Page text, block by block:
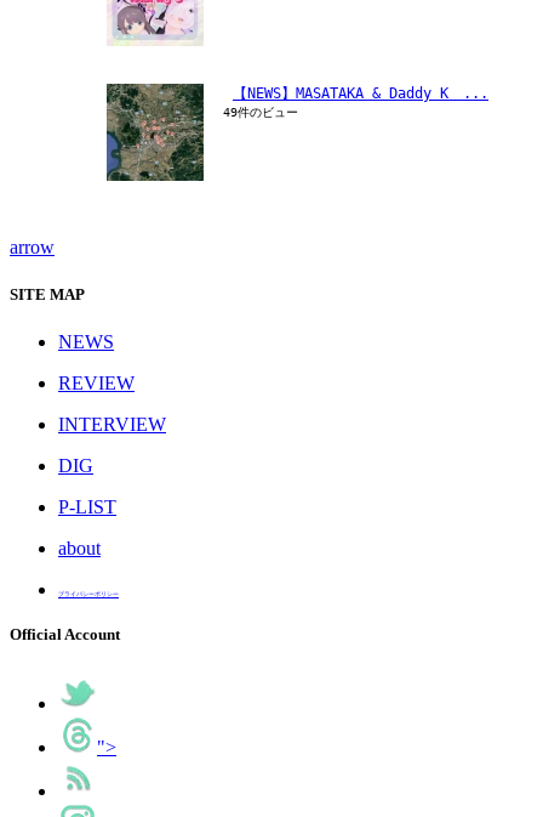
【NEWS】MASATAKA & Daddy K　...
49件のビュー
arrow
SITE MAP
NEWS
REVIEW
INTERVIEW
DIG
P-LIST
about
プライバシーポリシー
Official Account
">